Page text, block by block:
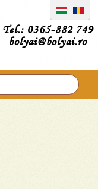
Tel.: 0365-882 749
bolyai@bolyai.ro